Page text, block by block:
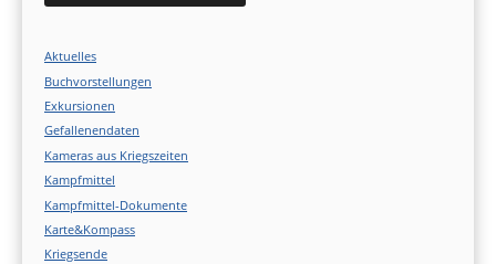
Aktuelles
Buchvorstellungen
Exkursionen
Gefallenendaten
Kameras aus Kriegszeiten
Kampfmittel
Kampfmittel-Dokumente
Karte&Kompass
Kriegsende